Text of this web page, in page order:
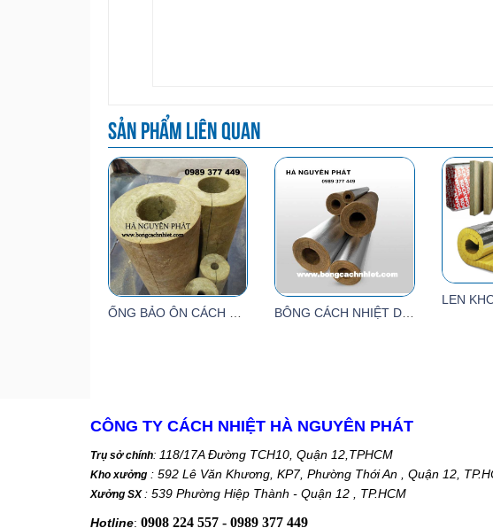
Sản phẩm liên quan
CÔNG TY CÁCH NHIỆT HÀ NGUYÊN PHÁT
Trụ sở chính: 118/17A Đường TCH10, Quận 12,TPHCM
Kho xưởng : 592 Lê Văn Khương, KP7, Phường Thới An , Quận 12,
Xưởng SX : 539 Phường Hiệp Thành - Quận 12 , TP.HCM
Hotline: 0908 224 557 - 0989 377 449